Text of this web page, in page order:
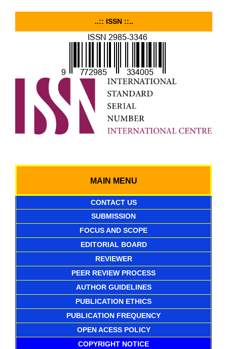
..:: ISSN ::..
MAIN MENU
CONTACT US
SUBMISSION
FOCUS AND SCOPE
EDITORIAL BOARD
REVIEWER
PEER REVIEW PROCESS
AUTHOR GUIDELINES
PUBLICATION ETHICS
PUBLICATION FREQUENCY
OPEN ACESS POLICY
COPYRIGHT NOTICE